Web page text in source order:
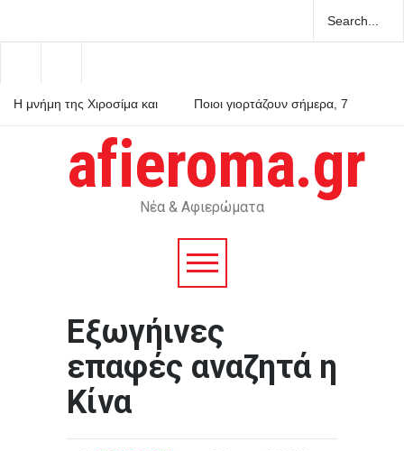
Η μνήμη της Χιροσίμα και
Ποιοι γιορτάζουν σήμερα, 7
Ρόμπερτ Πάτινσον κυνηγά
παιδόφιλο στο νέο τρέιλερ
του Primetimeafieroma.gr
Νέα & Αφιερώματα
Εξωγήινες
επαφές αναζητά η
Κίνα